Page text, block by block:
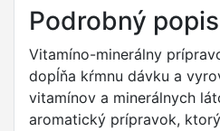
Podrobný popis
Vitamíno-minerálny
dopĺňa kŕmnu dávku a
vitamínov a minerálnych
aromatický prípravok,